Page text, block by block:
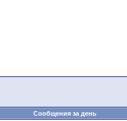
Сообщения за день